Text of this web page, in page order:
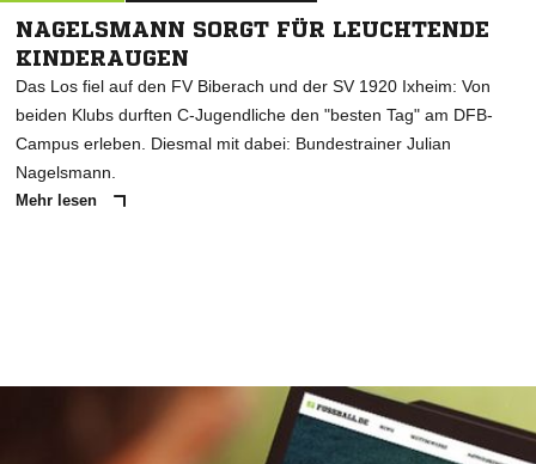
NAGELSMANN SORGT FÜR LEUCHTENDE
KINDERAUGEN
Das Los fiel auf den FV Biberach und der SV 1920 Ixheim: Von
beiden Klubs durften C-Jugendliche den "besten Tag" am DFB-
Campus erleben. Diesmal mit dabei: Bundestrainer Julian
Nagelsmann.
Mehr lesen